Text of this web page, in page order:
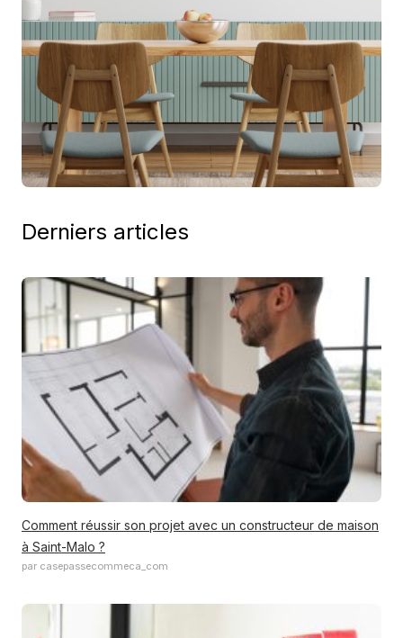
Derniers articles
Comment réussir son projet avec un constructeur de maison
à Saint-Malo ?
par casepassecommeca_com